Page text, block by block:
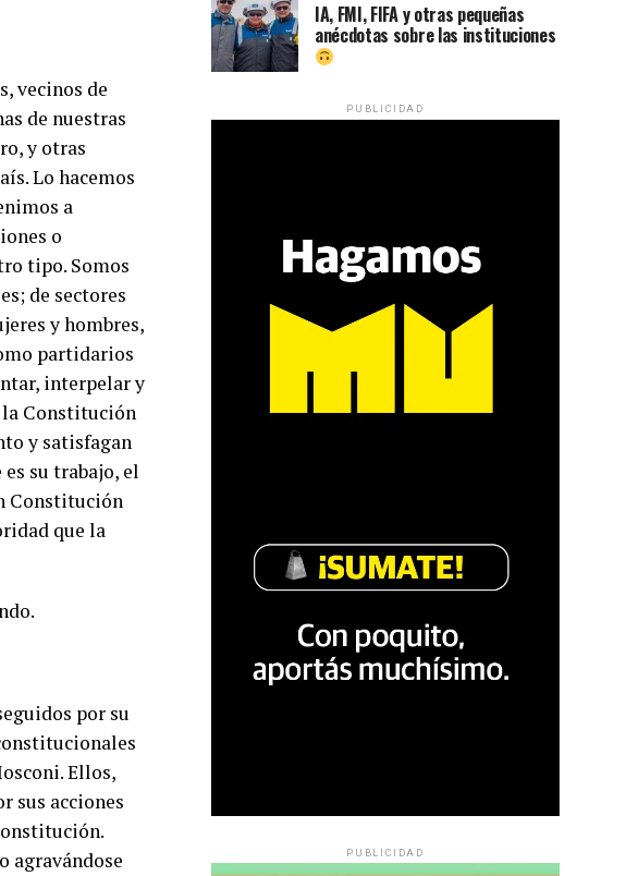
vecinos de
de nuestras
y otras
Lo hacemos
a
o
tipo. Somos
de sectores
y hombres,
partidarios
interpelar y
la Constitución
y satisfagan
su trabajo, el
Constitución
que la
por su
Ellos,
sus acciones
agravándose
IA, FMI, FIFA y otras pequeñas
anécdotas sobre las instituciones
PUBLICIDAD
PUBLICIDAD